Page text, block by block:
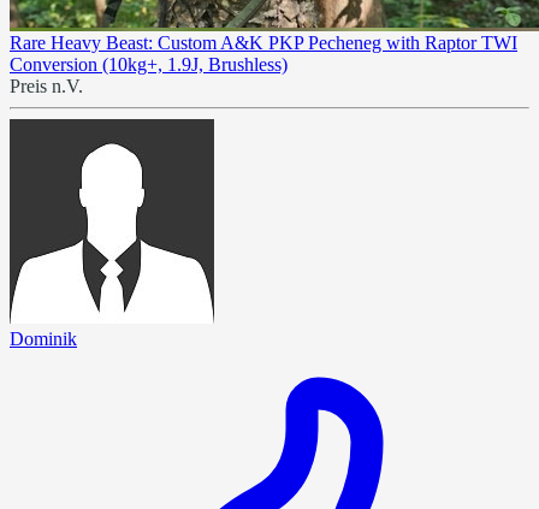
Rare Heavy Beast: Custom A&K PKP Pecheneg with Raptor TWI
Conversion (10kg+, 1.9J, Brushless)
Preis n.V.
Dominik